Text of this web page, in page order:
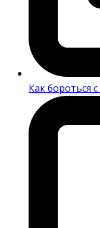
Как бороться